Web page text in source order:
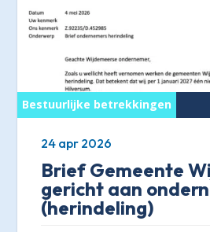
Brief Gemeente
gericht aan
(herindeling)
24 apr 2026